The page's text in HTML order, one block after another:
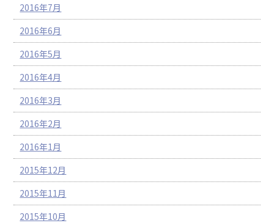
2016年7月
2016年6月
2016年5月
2016年4月
2016年3月
2016年2月
2016年1月
2015年12月
2015年11月
2015年10月